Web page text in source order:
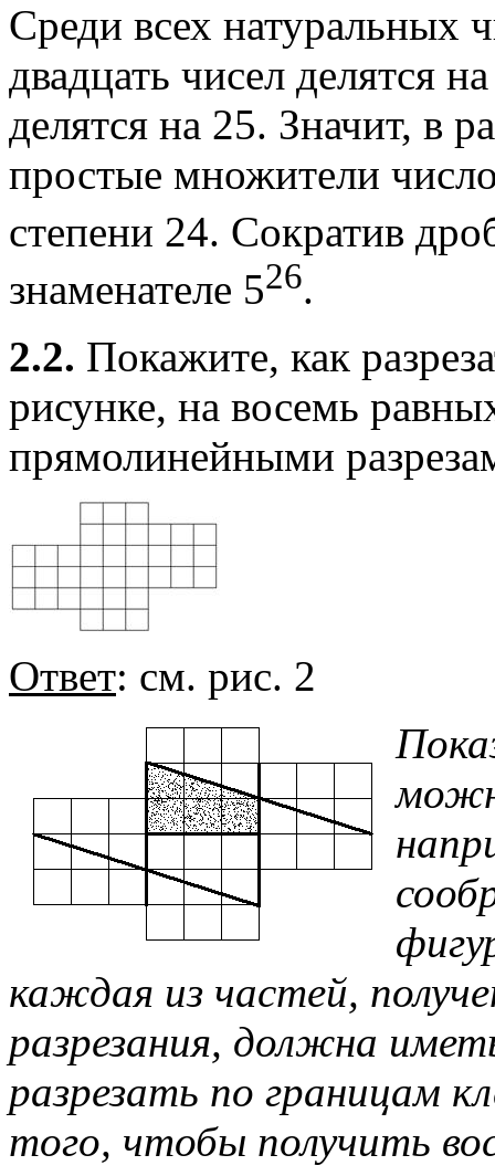
Среди всех натуральных
двадцать чисел делятся
делятся на 25. Значит, в
простые множители
степени 24. Сократив
знаменателе 526.
2.2. Покажите, как
рисунке, на восемь
прямолинейными
Ответ: см. рис. 2
каждая из частей,
разрезания, должна
разрезать по границам
того, чтобы получить